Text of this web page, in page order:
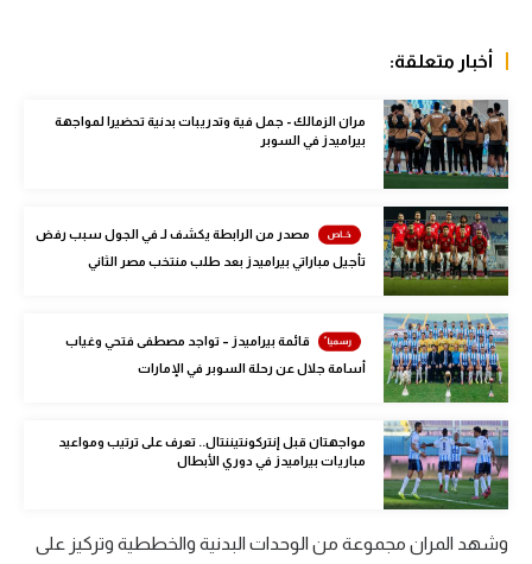
كرة يد
كرة طائرة
الوطن العربي
في المونديال
رياضة نسائية
آسيا
أمريكا
ركن الألعاب
أقسام خاصة
أخبار متعلقة:
مران الزمالك - جمل فية وتدريبات بدنية تحضيرا لمواجهة
بيراميدز في السوبر
مصدر من الرابطة يكشف لـ في الجول سبب رفض
تأجيل مباراتي بيراميدز بعد طلب منتخب مصر الثاني
قائمة بيراميدز – تواجد مصطفى فتحي وغياب
أسامة جلال عن رحلة السوبر في الإمارات
مواجهتان قبل إنتركونتيننتال.. تعرف على ترتيب ومواعيد
مباريات بيراميدز في دوري الأبطال
وشهد المران مجموعة من الوحدات البدنية والخططية وتركيز على